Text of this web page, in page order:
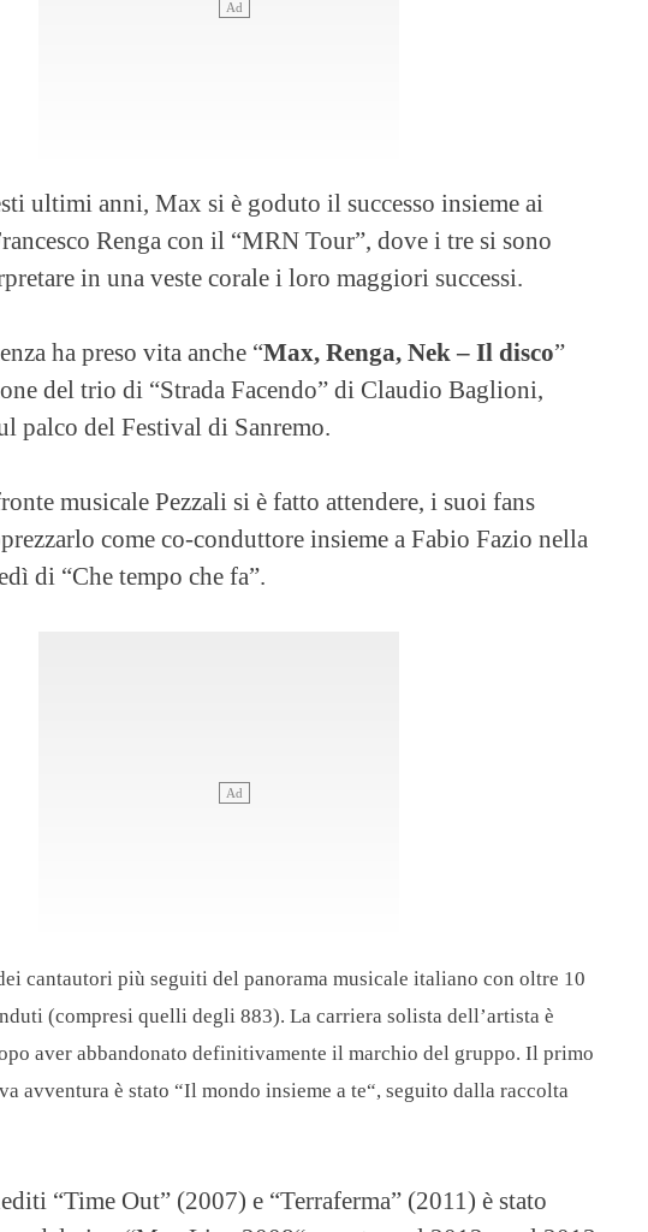
ultimi anni, Max si è goduto il successo insieme ai
Renga con il “MRN Tour”, dove i tre si sono
in una veste corale i loro maggiori successi.
ha preso vita anche “Max, Renga, Nek – Il disco”
del trio di “Strada Facendo” di Claudio Baglioni,
palco del Festival di Sanremo.
musicale Pezzali si è fatto attendere, i suoi fans
come co-conduttore insieme a Fabio Fazio nella
di “Che tempo che fa”.
cantautori più seguiti del panorama musicale italiano con oltre 10
(compresi quelli degli 883). La carriera solista dell’artista è
aver abbandonato definitivamente il marchio del gruppo. Il primo
avventura è stato “Il mondo insieme a te“, seguito dalla raccolta
“Time Out” (2007) e “Terraferma” (2011) è stato